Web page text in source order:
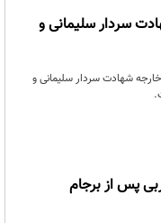
سردار سلیمانی و
شهادت سردار سلیمانی و
پس از برجام